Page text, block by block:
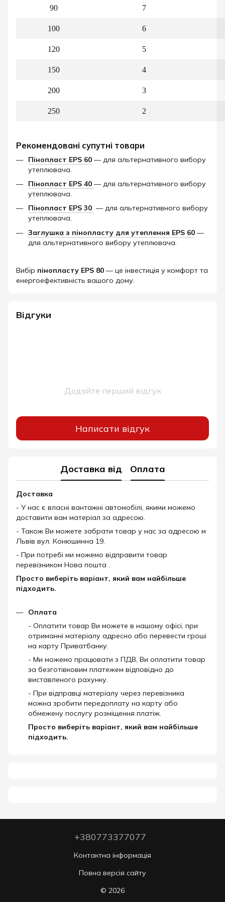
90 7
100 6
120 5
150 4
200 3
250 2
Рекомендовані супутні товари
Пінопласт EPS 60 — для альтернативного вибору
утеплювача.
Пінопласт EPS 40 — для альтернативного вибору
утеплювача.
Пінопласт EPS 30 — для альтернативного вибору
утеплювача.
Заглушка з пінопласту для утеплення EPS 60 —
для альтернативного вибору утеплювача.
Вибір пінопласту EPS 80 — це інвестиція у комфорт та
енергоефективність вашого дому.​
Відгуки
Додайте перший відгук
Написати відгук
Доставка від Оплата
Доставка
- У нас є власні вантажні автомобілі, якими можемо
доставити вам матеріал за адресою.
- Також Ви можете забрати товар у нас за адресою м
Львів вул. Конюшинна 19.
- При потребі ми можемо відправити товар
перевізником Нова пошта .
Просто виберіть варіант, який вам найбільше
підходить.
Оплата
- Оплатити товар Ви можете в нашому офісі, при
отриманні матеріалу адресно або перевести гроші
на карту Приватбанку.
- Ми можемо працювати з ПДВ, Ви оплатити товар
за безготівковим платежем відповідно до
виставленого рахунку.
- При відправці матеріалу через перевізника
можна зробити передоплату на карту або
обмежену послугу розміщення платіж.
Просто виберіть варіант, який вам найбільше
підходить.
+380773377077
Контактна інформація
Повна версія сайту
© 2026